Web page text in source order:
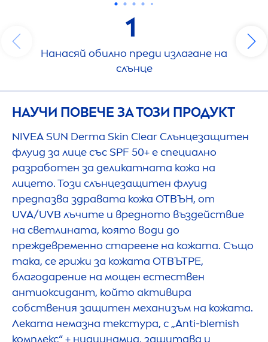
1
Нанасяй обилно преди излагане на
слънце
НАУЧИ ПОВЕЧЕ ЗА ТОЗИ ПРОДУКТ
NIVEASUN Derma Skin Clear Слънцезащитен
флуид за лице със SPF 50+ е специално
разработен за деликатната кожа на
лицето. Този слънцезащитен флуид
предпазва здравата кожа ОТВЪН, от
UVA/UVB лъчите и вредното въздействие
на светлината, която води до
преждевременно стареене на кожата. Също
така, се грижи за кожата ОТВЪТРЕ,
благодарение на мощен естествен
антиоксидант, който активира
собствения защитен механизъм на кожата.
Леката немазна текстура, с „Аnti-blemish
комплекс“ + ниацинамид, защитава и